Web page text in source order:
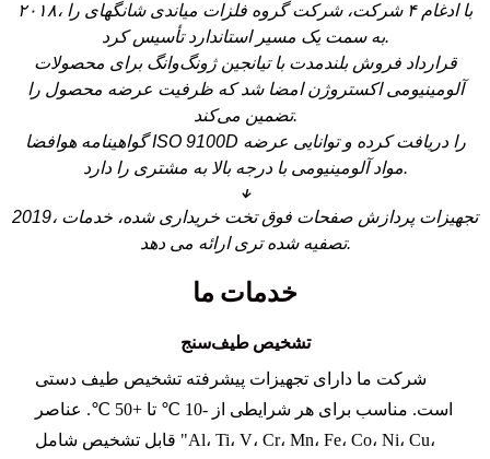
۲۰۱۸، با ادغام ۴ شرکت، شرکت گروه فلزات میاندی شانگهای را
به سمت یک مسیر استاندارد تأسیس کرد.
قرارداد فروش بلندمدت با تیانجین ژونگ‌وانگ برای محصولات
آلومینیومی اکستروژن امضا شد که ظرفیت عرضه محصول را
تضمین می‌کند.
گواهینامه هوافضا ISO 9100D را دریافت کرده و توانایی عرضه
مواد آلومینیومی با درجه بالا به مشتری را دارد.
↓
2019، تجهیزات پردازش صفحات فوق تخت خریداری شده، خدمات
تصفیه شده تری ارائه می دهد.
خدمات ما
تشخیص طیف‌سنج
شرکت ما دارای تجهیزات پیشرفته تشخیص طیف دستی
است. مناسب برای هر شرایطی از -10 ℃ تا +50 ℃. عناصر
قابل تشخیص شامل "Al، Ti، V، Cr، Mn، Fe، Co، Ni، Cu،